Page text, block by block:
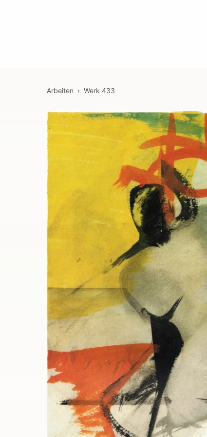
Arbeiten › Werk 433